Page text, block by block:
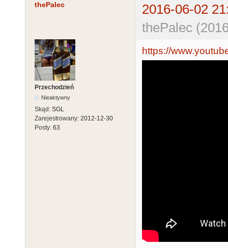
thePalec
2016-06-02
thePalec
Przechodzień
Nieaktywny
Skąd: SGL
Zarejestrowany: 2012-12-30
Posty: 63
https://